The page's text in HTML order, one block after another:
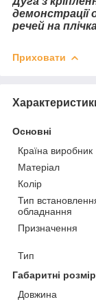
демонстрації
речей на
Приховати
Основні
Країна виробник
Матеріал
Колір
Тип
обладнання
Призначення
Тип
Габаритні
Довжина